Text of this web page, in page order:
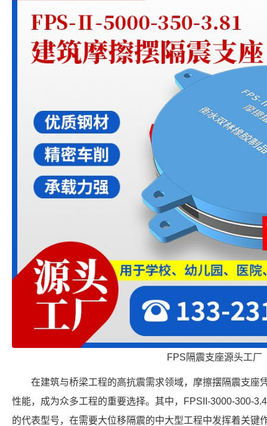
FPS隔震支座源头工厂
在建筑与桥梁工程的高抗震需求领域，摩擦摆隔震支座
性能，成为众多工程的重要选择。其中，FPSII-3000-300-
的代表型号，在需要大位移隔震的中大型工程中发挥着关键